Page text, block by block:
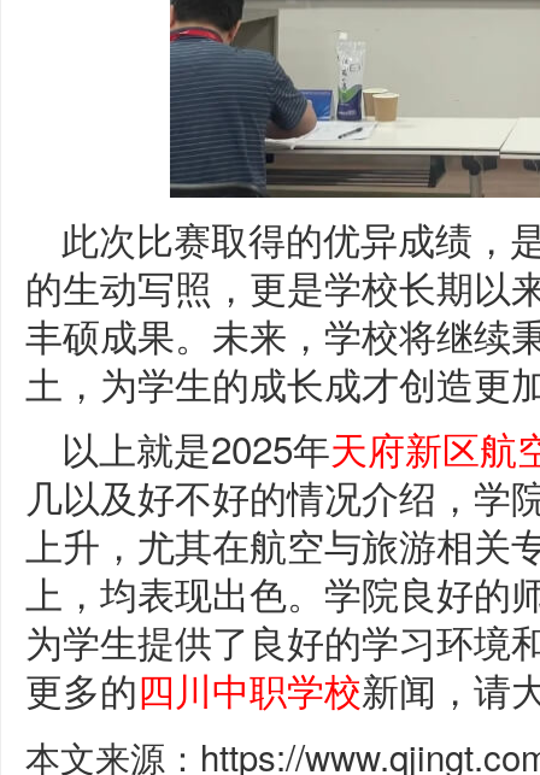
此次比赛取得的优异成绩，
的生动写照，更是学校长期以
丰硕成果。未来，学校将继续
土，为学生的成长成才创造更
以上就是2025年天府新区航
几以及好不好的情况介绍，学
上升，尤其在航空与旅游相关
上，均表现出色。学院良好的
为学生提供了良好的学习环境
更多的四川中职学校新闻，请
本文来源：https://